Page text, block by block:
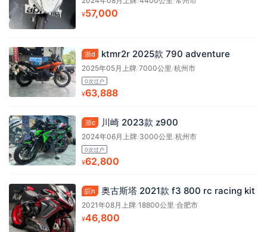
¥57,000
浙d ktmr2r 2025款 790 adventure
2025年05月上牌/7000公里/杭州市
0次过户
¥63,888
浙c 川崎 2023款 z900
2024年06月上牌/3000公里/杭州市
0次过户
¥62,800
皖n 奥古斯塔 2021款 f3 800 rc racing kit
2021年08月上牌/18800公里/合肥市
¥46,800